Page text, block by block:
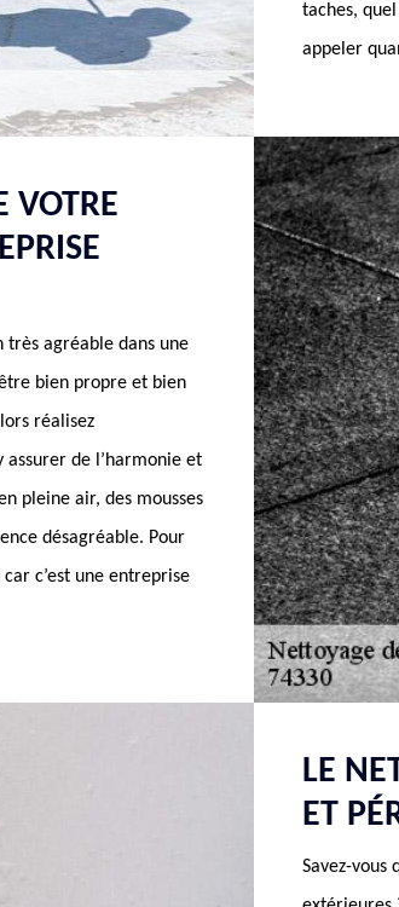
taches,
appeler
VOTRE
très agréable dans une
bien propre et bien
réalisez
de l’harmonie et
pleine air, des mousses
désagréable. Pour
c’est une entreprise
LE
ET
Savez-vous